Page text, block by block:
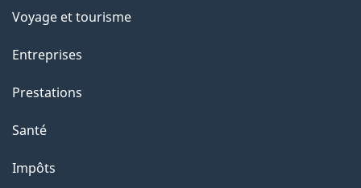
p
a
g
e
Voyage et tourisme
Entreprises
Prestations
Santé
Impôts